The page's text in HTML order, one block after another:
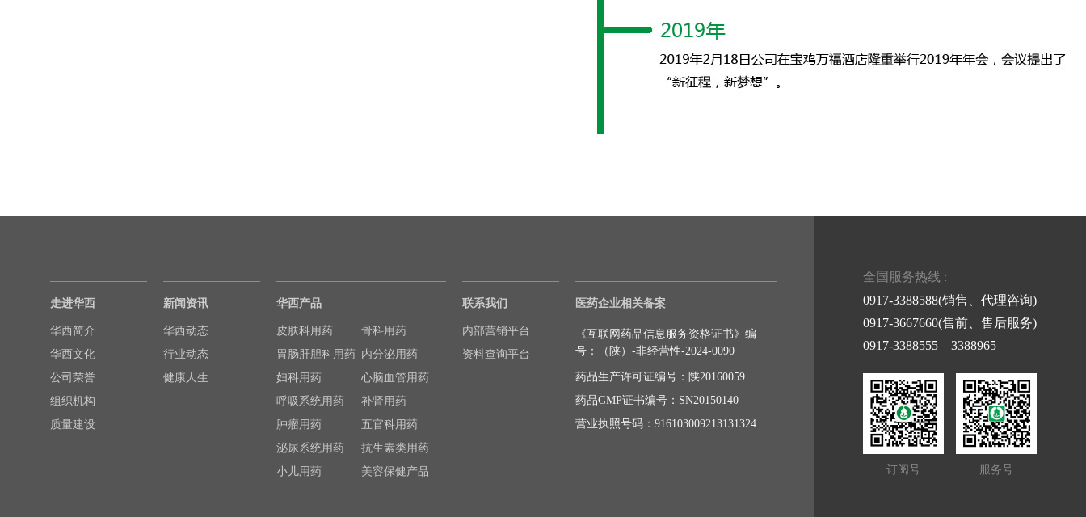
走进华西
华西简介
华西文化
公司荣誉
组织机构
质量建设
新闻资讯
华西动态
行业动态
健康人生
华西产品
皮肤科用药
骨科用药
胃肠肝胆科用药 内分泌用药
妇科用药
心脑血管用药
呼吸系统用药
补肾用药
肿瘤用药
五官科用药
泌尿系统用药
抗生素类用药
小儿用药
美容保健产品
联系我们
内部营销平台
资料查询平台
医药企业相关备案
《互联网药品信息服务资格证书》编
号：（陕）-非经营性-2024-0090
药品生产许可证编号：陕20160059
药品GMP证书编号：SN20150140
营业执照号码：916103009213131324
全国服务热线 :
0917-3388588(销售、代理咨询)
0917-3667660(售前、售后服务)
0917-3388555 3388965
订阅号 服务号